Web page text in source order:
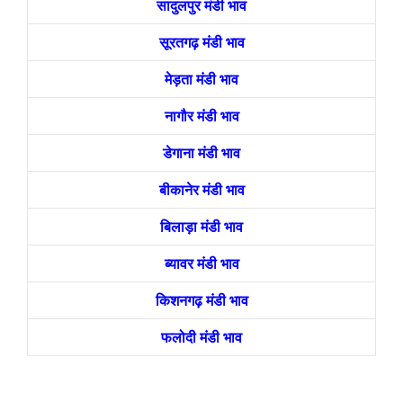
सादुलपुर मंडी भाव
सूरतगढ़ मंडी भाव
मेड़ता मंडी भाव
नागौर मंडी भाव
डेगाना मंडी भाव
बीकानेर मंडी भाव
बिलाड़ा मंडी भाव
ब्यावर मंडी भाव
किशनगढ़ मंडी भाव
फलोदी मंडी भाव